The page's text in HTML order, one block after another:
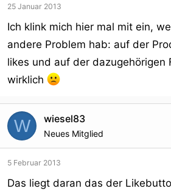
25 Januar 2013
Ich klink mich hier mal mit ein,
andere Problem hab: auf der
likes und auf der dazugehörigen
wirklich
W wiesel83
Neues Mitglied
5 Februar 2013
Das liegt daran das der